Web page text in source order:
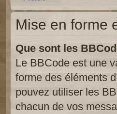
Mise en forme
Que sont les
Le BBCode est une
forme des éléments
pouvez utiliser les
chacun de vos